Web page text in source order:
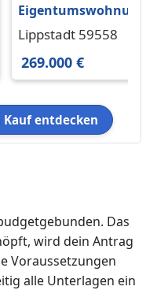
Eigentumswohnung
inkl Küche +
Lippstadt 59558
269.000 €
entdecken
Das
wird dein Antrag
Voraussetzungen
alle Unterlagen ein